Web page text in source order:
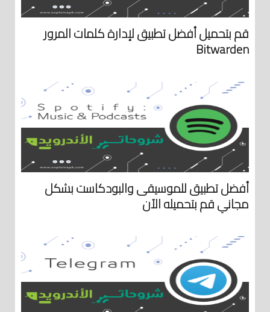
قم بتحميل أفضل تطبيق لإدارة كلمات المرور
Bitwarden
أفضل تطبيق للموسيقى والبودكاست بشكل
مجاني قم بتحميله الآن